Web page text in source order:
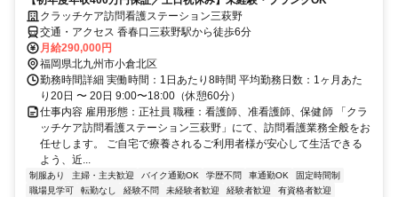
クラッチケア訪問看護ステーション三萩野
交通・アクセス 香春口三萩野駅から徒歩6分
月給290,000円
福岡県北九州市小倉北区
勤務時間詳細 実働時間：1日あたり8時間 平均勤務日数：1ヶ月あた
り20日 〜 20日 9:00〜18:00（休憩60分）
仕事内容 雇用形態：正社員 職種：看護師、准看護師、保健師 「クラ
ッチケア訪問看護ステーション三萩野」にて、訪問看護業務全般をお
任せします。 ご自宅で療養されるご利用者様が安心して生活できる
よう、近...
制服あり 主婦・主夫歓迎 バイク通勤OK 学歴不問 車通勤OK
固定時間制
職場見学可
転勤なし 経験不問 未経験者歓迎 経験者歓迎
有資格者歓迎